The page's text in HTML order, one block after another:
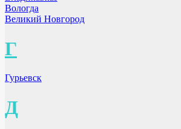
Вологда
Великий Новгород
Г
Гурьевск
Д